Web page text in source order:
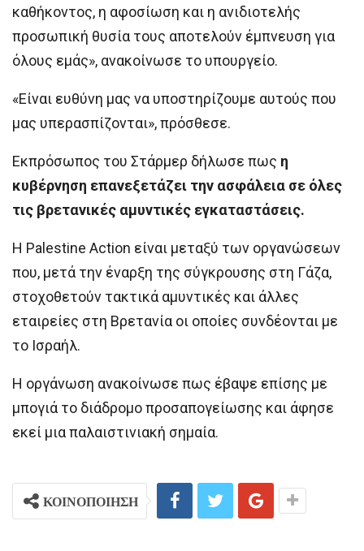
καθήκοντος, η αφοσίωση και η ανιδιοτελής
προσωπική θυσία τους αποτελούν έμπνευση για
όλους εμάς», ανακοίνωσε το υπουργείο.
«Είναι ευθύνη μας να υποστηρίζουμε αυτούς που
μας υπερασπίζονται», πρόσθεσε.
Εκπρόσωπος του Στάρμερ δήλωσε πως η
κυβέρνηση επανεξετάζει την ασφάλεια σε όλες
τις βρετανικές αμυντικές εγκαταστάσεις.
Η Palestine Action είναι μεταξύ των οργανώσεων
που, μετά την έναρξη της σύγκρουσης στη Γάζα,
στοχοθετούν τακτικά αμυντικές και άλλες
εταιρείες στη Βρετανία οι οποίες συνδέονται με
το Ισραήλ.
Η οργάνωση ανακοίνωσε πως έβαψε επίσης με
μπογιά το διάδρομο προσαπογείωσης και άφησε
εκεί μια παλαιστινιακή σημαία.
ΚΟΙΝΟΠΟΙΗΣΗ